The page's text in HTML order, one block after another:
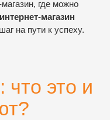
где можно
интернет-магазин
на пути к успеху.
что это и